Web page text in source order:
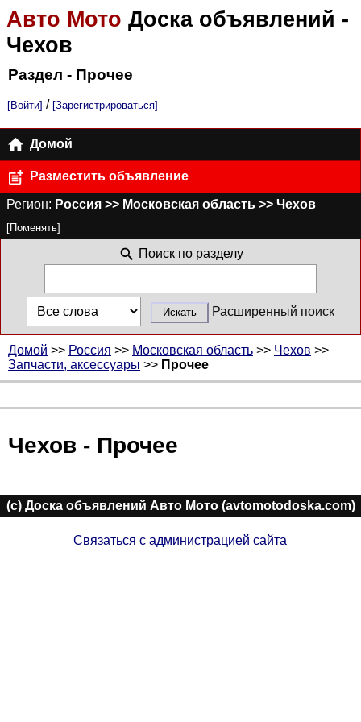
Авто Мото Доска объявлений -
Чехов
Раздел - Прочее
[Войти] / [Зарегистрироваться]
Домой
Разместить объявление
Регион: Россия >> Московская область >> Чехов
[Поменять]
Поиск по разделу
Расширенный поиск
Домой >> Россия >> Московская область >> Чехов >>
Запчасти, аксессуары >> Прочее
Чехов - Прочее
(c) Доска объявлений Авто Мото (avtomotodoska.com)
Связаться с администрацией сайта